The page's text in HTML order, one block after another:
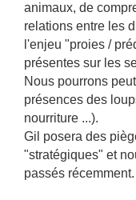
animaux, de
relations entre les
l'enjeu "proies /
présentes sur les
Nous pourrons
présences des
nourriture ...).
Gil posera des
"stratégiques" et
passés récemment.